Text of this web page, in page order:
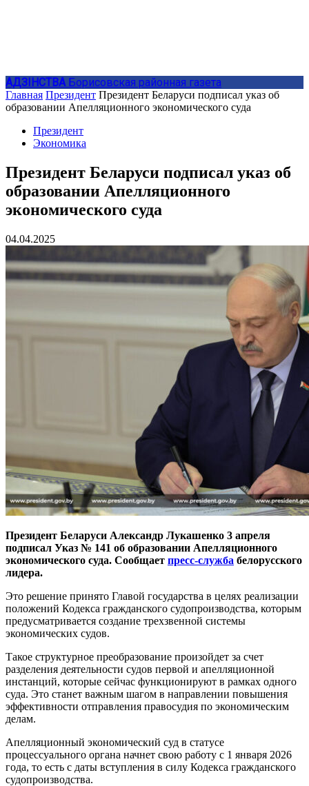
АДЗIНСТВА Борисовская районная газета
Главная Президент Президент Беларуси подписал указ об
образовании Апелляционного экономического суда
Президент
Экономика
Президент Беларуси подписал указ об
образовании Апелляционного
экономического суда
04.04.2025
Президент Беларуси Александр Лукашенко 3 апреля
подписал Указ № 141 об образовании Апелляционного
экономического суда. Сообщает пресс-служба белорусского
лидера.
Это решение принято Главой государства в целях реализации
положений Кодекса гражданского судопроизводства, которым
предусматривается создание трехзвенной системы
экономических судов.
Такое структурное преобразование произойдет за счет
разделения деятельности судов первой и апелляционной
инстанций, которые сейчас функционируют в рамках одного
суда. Это станет важным шагом в направлении повышения
эффективности отправления правосудия по экономическим
делам.
Апелляционный экономический суд в статусе
процессуального органа начнет свою работу с 1 января 2026
года, то есть с даты вступления в силу Кодекса гражданского
судопроизводства.